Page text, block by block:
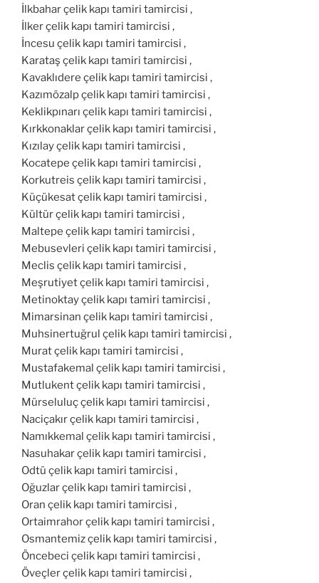
İlkbahar çelik kapı tamiri tamircisi ,
İlker çelik kapı tamiri tamircisi ,
İncesu çelik kapı tamiri tamircisi ,
Karataş çelik kapı tamiri tamircisi ,
Kavaklıdere çelik kapı tamiri tamircisi ,
Kazımözalp çelik kapı tamiri tamircisi ,
Keklikpınarı çelik kapı tamiri tamircisi ,
Kırkkonaklar çelik kapı tamiri tamircisi ,
Kızılay çelik kapı tamiri tamircisi ,
Kocatepe çelik kapı tamiri tamircisi ,
Korkutreis çelik kapı tamiri tamircisi ,
Küçükesat çelik kapı tamiri tamircisi ,
Kültür çelik kapı tamiri tamircisi ,
Maltepe çelik kapı tamiri tamircisi ,
Mebusevleri çelik kapı tamiri tamircisi ,
Meclis çelik kapı tamiri tamircisi ,
Meşrutiyet çelik kapı tamiri tamircisi ,
Metinoktay çelik kapı tamiri tamircisi ,
Mimarsinan çelik kapı tamiri tamircisi ,
Muhsinertuğrul çelik kapı tamiri tamircisi ,
Murat çelik kapı tamiri tamircisi ,
Mustafakemal çelik kapı tamiri tamircisi ,
Mutlukent çelik kapı tamiri tamircisi ,
Mürseluluç çelik kapı tamiri tamircisi ,
Naciçakır çelik kapı tamiri tamircisi ,
Namıkkemal çelik kapı tamiri tamircisi ,
Nasuhakar çelik kapı tamiri tamircisi ,
Odtü çelik kapı tamiri tamircisi ,
Oğuzlar çelik kapı tamiri tamircisi ,
Oran çelik kapı tamiri tamircisi ,
Ortaimrahor çelik kapı tamiri tamircisi ,
Osmantemiz çelik kapı tamiri tamircisi ,
Öncebeci çelik kapı tamiri tamircisi ,
Öveçler çelik kapı tamiri tamircisi ,